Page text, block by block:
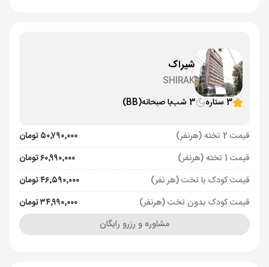
شیراک
SHIRAK
3 ستاره
3 شب با صبحانه(BB)
قیمت 2 تخته (هرنفر)
۵۰٬۷۹۰٬۰۰۰ تومان
قیمت 1 تخته (هرنفر)
۶۰٬۹۹۰٬۰۰۰ تومان
قیمت کودک با تخت (هر نفر)
۴۶٬۵۹۰٬۰۰۰ تومان
قیمت کودک بدون تخت (هرنفر)
۳۴٬۹۹۰٬۰۰۰ تومان
مشاوره و رزرو رایگان